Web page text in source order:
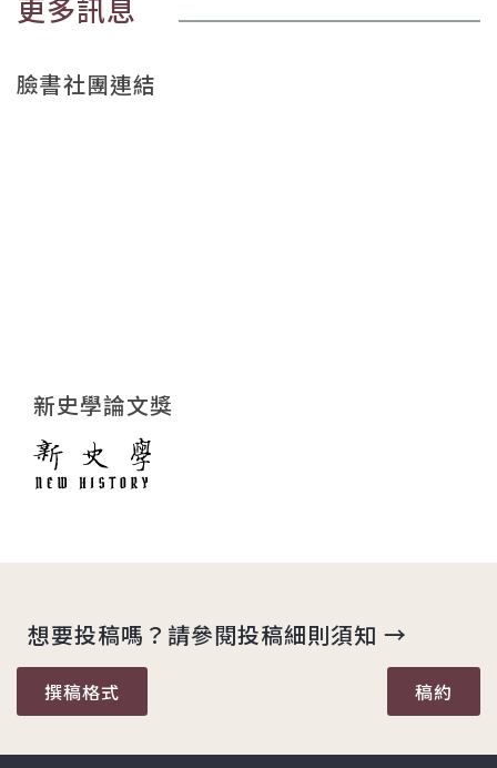
更多訊息
臉書社團連結
新史學論文獎
想要投稿嗎？請參閱投稿細則須知 →
撰稿格式 稿約